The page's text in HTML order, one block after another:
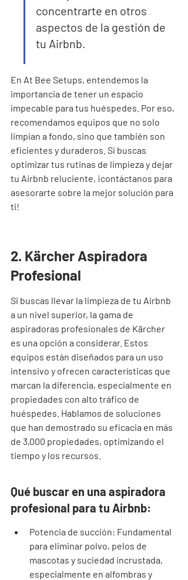
concentrarte en otros
aspectos de la gestión de
tu Airbnb.
En At Bee Setups, entendemos la
importancia de tener un espacio
impecable para tus huéspedes. Por eso,
recomendamos equipos que no solo
limpian a fondo, sino que también son
eficientes y duraderos. Si buscas
optimizar tus rutinas de limpieza y dejar
tu Airbnb reluciente, ¡contáctanos para
asesorarte sobre la mejor solución para
ti!
2. Kärcher Aspiradora
Profesional
Si buscas llevar la limpieza de tu Airbnb
a un nivel superior, la gama de
aspiradoras profesionales de Kärcher
es una opción a considerar. Estos
equipos están diseñados para un uso
intensivo y ofrecen características que
marcan la diferencia, especialmente en
propiedades con alto tráfico de
huéspedes. Hablamos de soluciones
que han demostrado su eficacia en más
de 3,000 propiedades, optimizando el
tiempo y los recursos.
Qué buscar en una aspiradora
profesional para tu Airbnb:
Potencia de succión: Fundamental
para eliminar polvo, pelos de
mascotas y suciedad incrustada,
especialmente en alfombras y